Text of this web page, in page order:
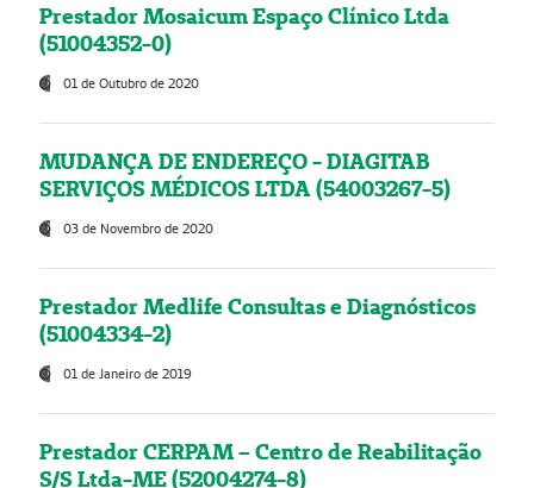
Prestador Mosaicum Espaço Clínico Ltda
(51004352-0)
01 de Outubro de 2020
MUDANÇA DE ENDEREÇO - DIAGITAB
SERVIÇOS MÉDICOS LTDA (54003267-5)
03 de Novembro de 2020
Prestador Medlife Consultas e Diagnósticos
(51004334-2)
01 de Janeiro de 2019
Prestador CERPAM – Centro de Reabilitação
S/S Ltda-ME (52004274-8)